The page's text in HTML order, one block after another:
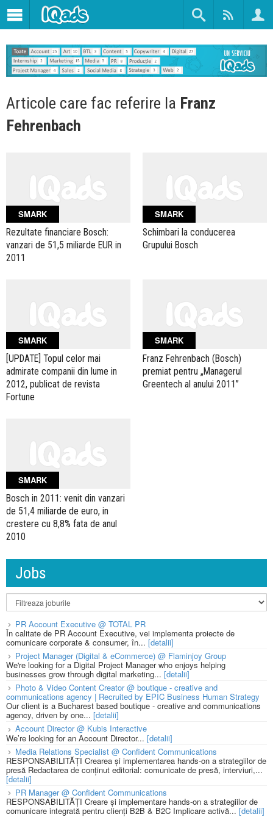
Articole care fac referire la Franz
Fehrenbach
SMARK
Rezultate financiare Bosch:
vanzari de 51,5 miliarde EUR in
2011
SMARK
Schimbari la conducerea
Grupului Bosch
SMARK
[UPDATE] Topul celor mai
admirate companii din lume in
2012, publicat de revista
Fortune
SMARK
Franz Fehrenbach (Bosch)
premiat pentru „Managerul
Greentech al anului 2011”
SMARK
Bosch in 2011: venit din vanzari
de 51,4 miliarde de euro, in
crestere cu 8,8% fata de anul
2010
Jobs
PR Account Executive @ TOTAL PR
În calitate de PR Account Executive, vei implementa proiecte de
comunicare corporate & consumer, în... [detalii]
Project Manager (Digital & eCommerce) @ Flaminjoy Group
We're looking for a Digital Project Manager who enjoys helping
businesses grow through digital marketing... [detalii]
Photo & Video Content Creator @ boutique - creative and
communications agency | Recruited by EPIC Business Human Strategy
Our client is a Bucharest based boutique - creative and communications
agency, driven by one... [detalii]
Account Director @ Kubis Interactive
We’re looking for an Account Director... [detalii]
Media Relations Specialist @ Confident Communications
RESPONSABILITĂȚI Crearea și implementarea hands-on a strategiilor de
presă Redactarea de conținut editorial: comunicate de presă, interviuri,...
[detalii]
PR Manager @ Confident Communications
RESPONSABILITĂȚI Creare și implementare hands-on a strategiilor de
comunicare integrată pentru clienți B2B & B2C Implicare activă... [detalii]